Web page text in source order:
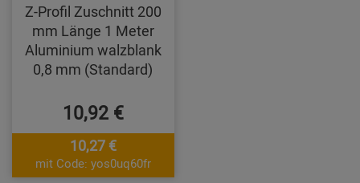
Z-Profil Zuschnitt 200
mm Länge 1 Meter
Aluminium walzblank
0,8 mm (Standard)
10,92 €
10,27 €
mit Code: yos0uq60fr